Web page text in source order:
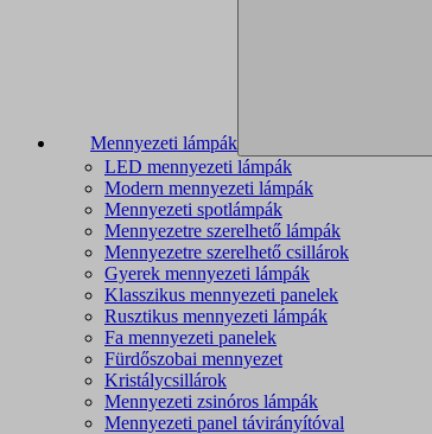
Mennyezeti lámpák
LED mennyezeti lámpák
Modern mennyezeti lámpák
Mennyezeti spotlámpák
Mennyezetre szerelhető lámpák
Mennyezetre szerelhető csillárok
Gyerek mennyezeti lámpák
Klasszikus mennyezeti panelek
Rusztikus mennyezeti lámpák
Fa mennyezeti panelek
Fürdőszobai mennyezet
Kristálycsillárok
Mennyezeti zsinóros lámpák
Mennyezeti panel távirányítóval